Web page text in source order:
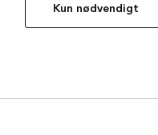
Kun nødvendigt